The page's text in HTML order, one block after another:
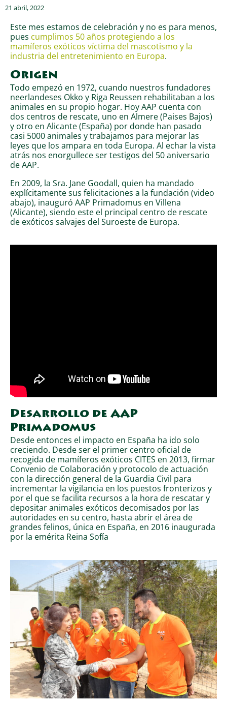
21 abril, 2022
Este mes estamos de celebración y no es para menos,
pues cumplimos 50 años protegiendo a los
mamíferos exóticos víctima del mascotismo y la
industria del entretenimiento en Europa.
Origen
Todo empezó en 1972, cuando nuestros fundadores
neerlandeses Okko y Riga Reussen rehabilitaban a los
animales en su propio hogar. Hoy AAP cuenta con
dos centros de rescate, uno en Almere (Paises Bajos)
y otro en Alicante (España) por donde han pasado
casi 5000 animales y trabajamos para mejorar las
leyes que los ampara en toda Europa. Al echar la vista
atrás nos enorgullece ser testigos del 50 aniversario
de AAP.
En 2009, la Sra. Jane Goodall, quien ha mandado
explícitamente sus felicitaciones a la fundación (video
abajo), inauguró AAP Primadomus en Villena
(Alicante), siendo este el principal centro de rescate
de exóticos salvajes del Suroeste de Europa.
Desarrollo de AAP
Primadomus
Desde entonces el impacto en España ha ido solo
creciendo. Desde ser el primer centro oficial de
recogida de mamíferos exóticos CITES en 2013, firmar
Convenio de Colaboración y protocolo de actuación
con la dirección general de la Guardia Civil para
incrementar la vigilancia en los puestos fronterizos y
por el que se facilita recursos a la hora de rescatar y
depositar animales exóticos decomisados por las
autoridades en su centro, hasta abrir el área de
grandes felinos, única en España, en 2016 inaugurada
por la emérita Reina Sofía